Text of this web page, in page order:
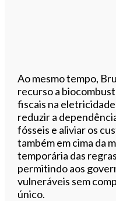
Ao mesmo tempo,
recurso a
fiscais na
reduzir a
fósseis e aliviar os
também em cima da
temporária das
permitindo aos
vulneráveis sem
único.